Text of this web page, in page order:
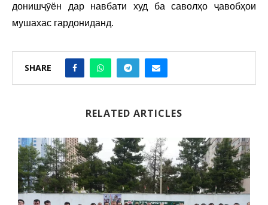
донишҷӯён дар навбати худ ба саволҳо ҷавобҳои
мушахас гардониданд.
SHARE
RELATED ARTICLES